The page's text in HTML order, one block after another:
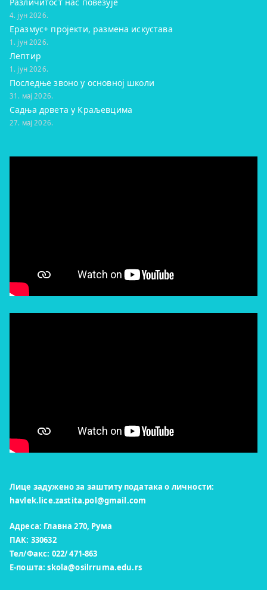
4. јун 2026.
Еразмус+ пројекти, размена искустава
1. јун 2026.
Лептир
1. јун 2026.
Последње звоно у основној школи
31. мај 2026.
Садња дрвета у Краљевцима
27. мај 2026.
Лице задужено за заштиту података о личности:
havlek.lice.zastita.pol@gmail.com
Адреса: Главна 270, Рума
ПАК: 330632
Тел/Факс: 022/ 471-863
Е-пошта:skola@osilrruma.edu.rs